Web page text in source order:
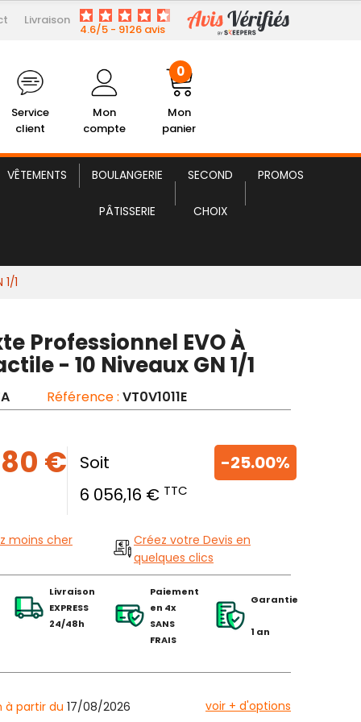
Livraison
4.6/5 - 9126 avis
Service
client
Mon
compte
Mon
panier
0
VÊTEMENTS BOULANGERIE
PÂTISSERIE
SECOND
CHOIX
PROMOS
EVO à Ecran Tactile 5 046,80 € HT
1
Professionnel EVO À
- 10 Niveaux GN 1/1
Référence : VT0V1011E
€
Soit
6 056,16 € TTC
-25.00%
moins cher
Créez votre Devis en
quelques clics
Livraison
EXPRESS
24/48h
Paiement
en 4x
SANS
FRAIS
Garantie
1 an
à partir du 17/08/2026 voir + d'options